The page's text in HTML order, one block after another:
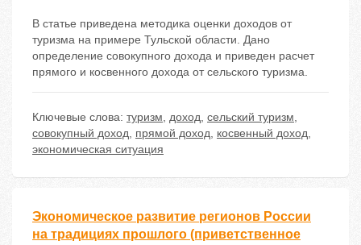
В статье приведена методика оценки доходов от
туризма на примере Тульской области. Дано
определение совокупного дохода и приведен расчет
прямого и косвенного дохода от сельского туризма.
Ключевые слова: туризм, доход, сельский туризм,
совокупный доход, прямой доход, косвенный доход,
экономическая ситуация
Экономическое развитие регионов России
на традициях прошлого (приветственное